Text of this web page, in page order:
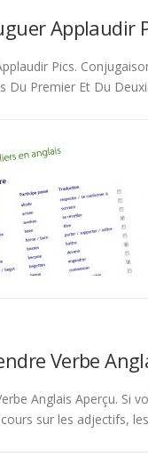
Applaudir
Pics.
Du Premier Et Du
Verbe
Anglais Aperçu. Si
sur les adjectifs,